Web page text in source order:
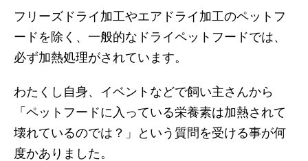
フリーズドライ加工やエアドライ加工のペットフ
ードを除く、一般的なドライペットフードでは、
必ず加熱処理がされています。
わたくし自身、イベントなどで飼い主さんから
「ペットフードに入っている栄養素は加熱されて
壊れているのでは？」という質問を受ける事が何
度かありました。